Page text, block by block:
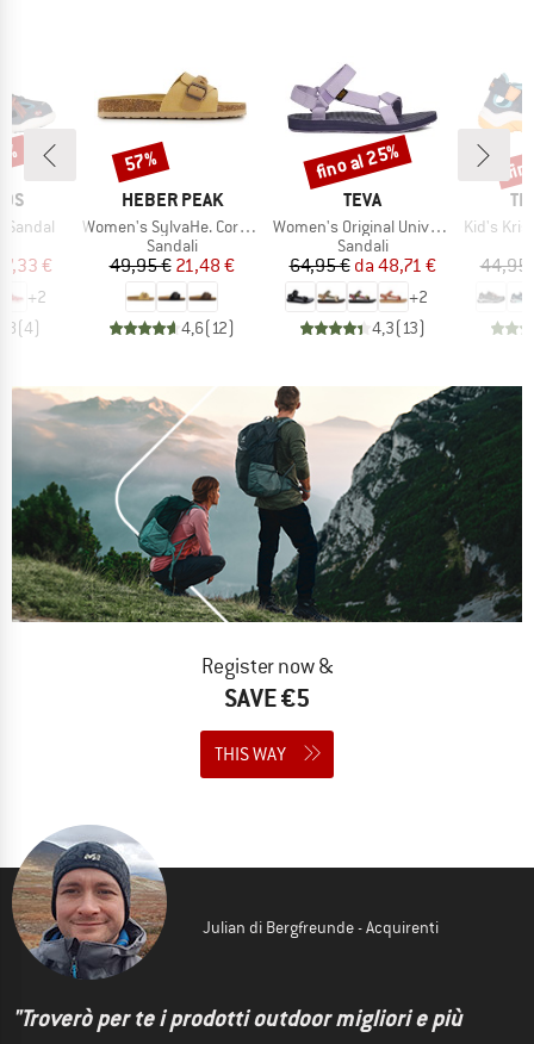
Sandal
ridotto
€
+2
(4)
MARCHIO
HEBER PEAK
Articolo
Women's SylvaHe. Cork Sandal
Gruppo di prodotti
Sandali
Prezzo
49,95 €Prezzo ridotto
21,48 €
4,6( 12)
Sconto
57%
MARCHIO
TEVA
Articolo
Women's Original Universal
Gruppo di prodotti
Sandali
Prezzo
64,95 € Prezzo ridotto
da 48,71 €
+2
4,3( 13)
Sconto
fino al 25%
Articolo
Kid's
44,95
Register now &
SAVE €5
THIS WAY
Julian di Bergfreunde - Acquirenti
"Troverò per te i prodotti outdoor migliori e più